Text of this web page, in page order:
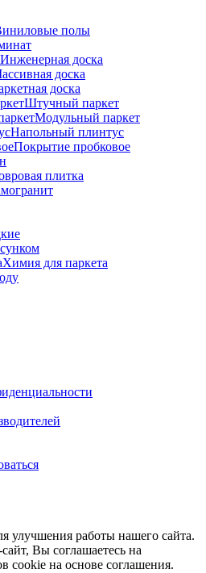
полы
Инженерная доска
доска
доска
Штучный паркет
Модульный паркет
Напольный плинтус
Покрытие пробковое
плитка
Химия для паркета
улучшения работы нашего сайта.
Вы соглашаетесь на
cookie на основе соглашения.